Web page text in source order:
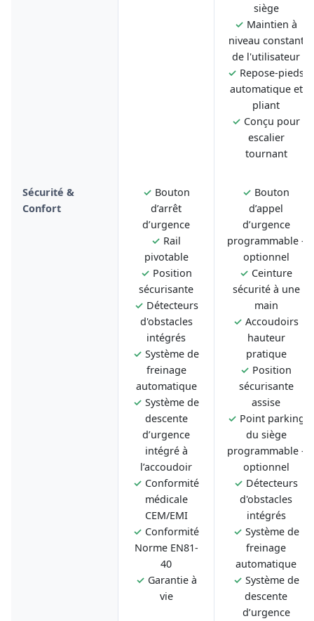
siège
✓ Maintien à
niveau constant
de l'utilisateur
✓ Repose-pieds
automatique et
pliant
✓ Conçu pour
escalier
tournant
Sécurité &
Confort
✓ Bouton
d’arrêt
d’urgence
✓ Rail
pivotable
✓ Position
sécurisante
✓ Détecteurs
d'obstacles
intégrés
✓ Système de
freinage
automatique
✓ Système de
descente
d’urgence
intégré à
l’accoudoir
✓ Conformité
médicale
CEM/EMI
✓ Conformité
Norme EN81-
40
✓ Garantie à
vie
✓ Bouton
d’appel
d’urgence
programmable -
optionnel
✓ Ceinture
sécurité à une
main
✓ Accoudoirs
hauteur
pratique
✓ Position
sécurisante
assise
✓ Point parking
du siège
programmable -
optionnel
✓ Détecteurs
d'obstacles
intégrés
✓ Système de
freinage
automatique
✓ Système de
descente
d’urgence